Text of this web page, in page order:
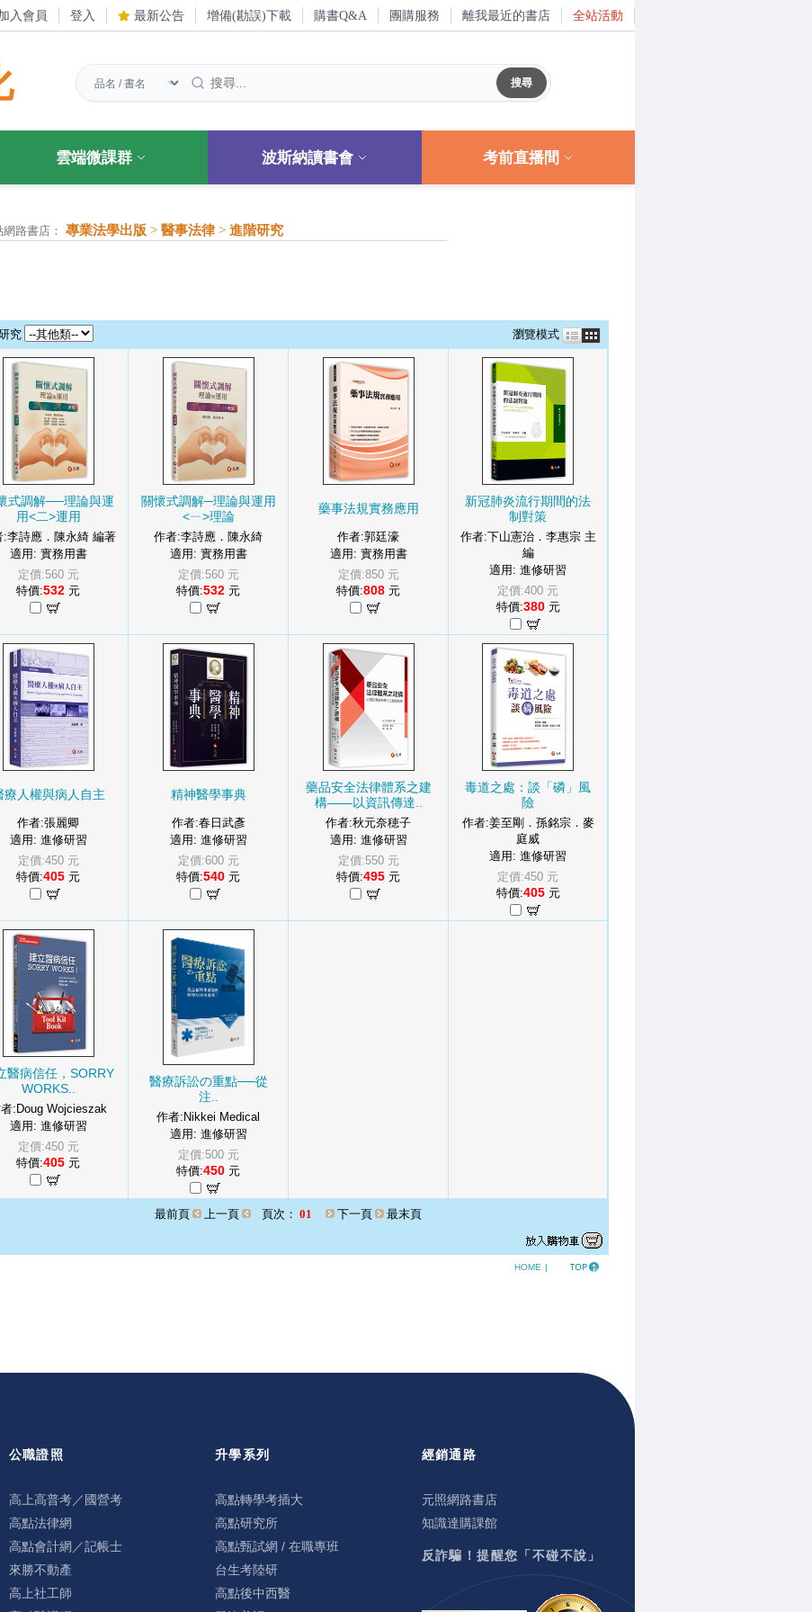
入會員 登入 最新公告 增備(勘誤)下載 購書Q&A 團購服務 離我最近的書店 全站活動
雲端微課群 波斯納讀書會 考前直播間
路書店： 專業法學出版 > 醫事法律 > 進階研究
究 瀏覽模式
式調解──理論與運
用<二>運用
:李詩應．陳永綺 編著
適用: 實務用書
定價:560 元
特價:532 元
關懷式調解─理論與運用
<ㄧ>理論
作者:李詩應．陳永綺
適用: 實務用書
定價:560 元
特價:532 元
藥事法規實務應用
作者:郭廷濠
適用: 實務用書
定價:850 元
特價:808 元
新冠肺炎流行期間的法
制對策
作者:下山憲治．李惠宗 主
編
適用: 進修研習
定價:400 元
特價:380元
療人權與病人自主
作者:張麗卿
適用: 進修研習
定價:450 元
特價:405 元
精神醫學事典
作者:春日武彥
適用: 進修研習
定價:600 元
特價:540 元
藥品安全法律體系之建
構——以資訊傳達..
作者:秋元奈穂子
適用: 進修研習
定價:550 元
特價:495 元
毒道之處：談「磷」風
險
作者:姜至剛．孫銘宗．麥
庭威
適用: 進修研習
定價:450 元
特價:405元
醫病信任，SORRY
WORKS..
:Doug Wojcieszak
適用: 進修研習
定價:450 元
特價:405 元
醫療訴訟の重點──從
注..
作者:Nikkei Medical
適用: 進修研習
定價:500 元
特價:450 元
最前頁 上一頁 頁次： 01 下一頁 最末頁
HOME |
公職證照
高上高普考／國營考
高點法律網
高點會計網／記帳士
來勝不動產
高上社工師
升學系列
高點轉學考插大
高點研究所
高點甄試網 / 在職專班
台生考陸研
高點後中西醫
經銷通路
元照網路書店
知識達購課館
反詐騙！提醒您「不碰不說」